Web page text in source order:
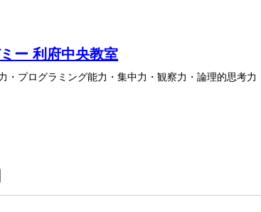
ー 利府中央教室
・プログラミング能力・集中力・観察力・論理的思考力